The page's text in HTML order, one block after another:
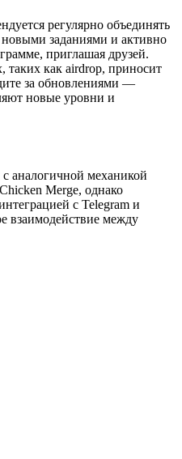
регулярно объединять
новыми заданиями и активно
приглашая друзей.
таких как airdrop, приносит
за обновлениями —
новые уровни и
аналогичной механикой
Merge, однако
с Telegram и
взаимодействие между